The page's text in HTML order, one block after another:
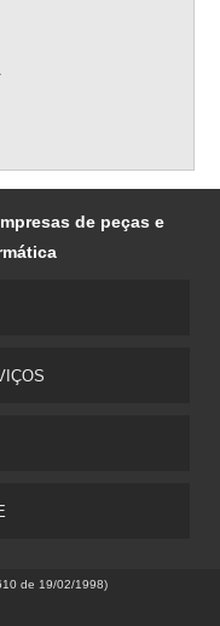
de peças e
de 19/02/1998)